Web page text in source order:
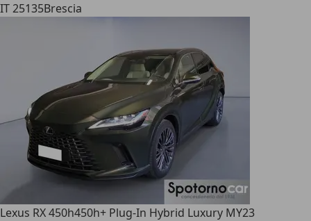
IT 25135Brescia
Lexus RX 450h450h+ Plug-In Hybrid Luxury MY23